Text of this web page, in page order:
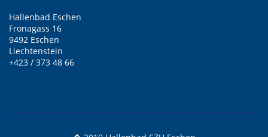
Hallenbad Eschen
Fronagass 16
9492 Eschen
Liechtenstein
+423 / 373 48 66